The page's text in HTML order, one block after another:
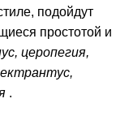
подойдут
простотой и
церопегия,
.